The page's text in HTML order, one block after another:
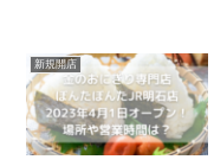
新規開店